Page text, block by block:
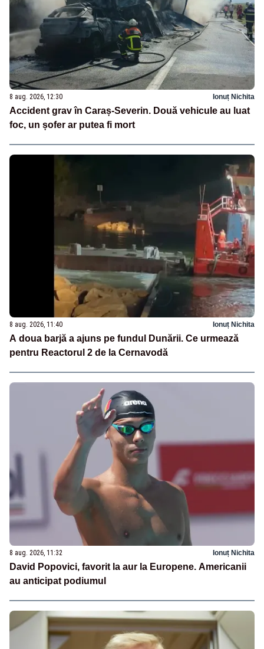
8 aug. 2026, 12:30 Ionuț Nichita
Accident grav în Caraș-Severin. Două vehicule au luat
foc, un șofer ar putea fi mort
8 aug. 2026, 11:40 Ionuț Nichita
A doua barjă a ajuns pe fundul Dunării. Ce urmează
pentru Reactorul 2 de la Cernavodă
8 aug. 2026, 11:32 Ionuț Nichita
David Popovici, favorit la aur la Europene. Americanii
au anticipat podiumul